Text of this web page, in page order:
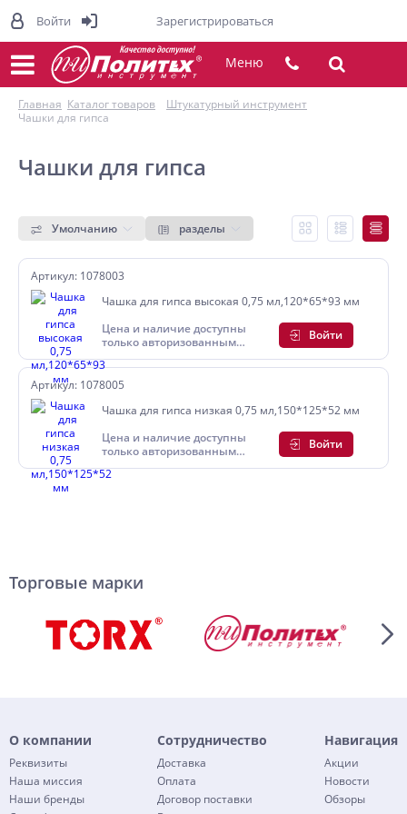
Меню
Главная Каталог товаров
Штукатурный инструмент
Чашки для гипса
Чашки для гипса
Умолчанию разделы
Артикул: 1078003
Чашка для гипса высокая 0,75 мл,120*65*93 мм
Цена и наличие доступны
только авторизованным
пользователям
Войти
Артикул: 1078005
Чашка для гипса низкая 0,75 мл,150*125*52 мм
Цена и наличие доступны
только авторизованным
пользователям
Войти
Торговые марки
О компании
Реквизиты
Наша миссия
Наши бренды
Сотрудничество
Доставка
Оплата
Договор поставки
Навигация
Акции
Новости
Обзоры
Войти Зарегистрироваться